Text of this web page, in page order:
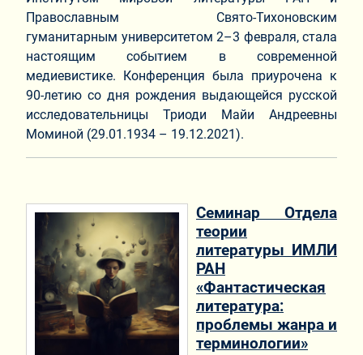
Православным Свято-Тихоновским
гуманитарным университетом 2–3 февраля, стала
настоящим событием в современной
медиевистике. Конференция была приурочена к
90-летию со дня рождения выдающейся русской
исследовательницы Триоди Майи Андреевны
Моминой (29.01.1934 – 19.12.2021).
Семинар Отдела
теории
литературы ИМЛИ
РАН
«Фантастическая
литература:
проблемы жанра и
терминологии»